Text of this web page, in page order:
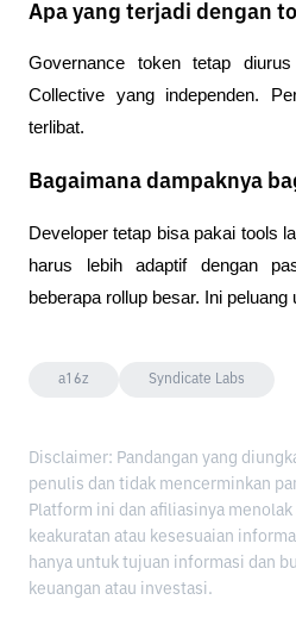
Apa yang terjadi dengan
Governance token tetap
Collective yang independen.
terlibat.
Bagaimana dampaknya
Developer tetap bisa pakai tools
harus lebih adaptif dengan
beberapa rollup besar. Ini peluang
a16z Syndicate Labs
Disclaimer: Pandangan yang
penulis dan tidak mencerminkan
Platform ini dan afiliasinya
keakuratan atau kesesuaian
hanya untuk tujuan informasi dan
keuangan atau investasi.